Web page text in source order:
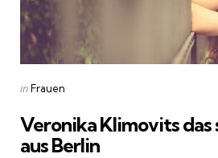
Categories
Posted
inFrauen
Veronika Klimovits das
aus Berlin